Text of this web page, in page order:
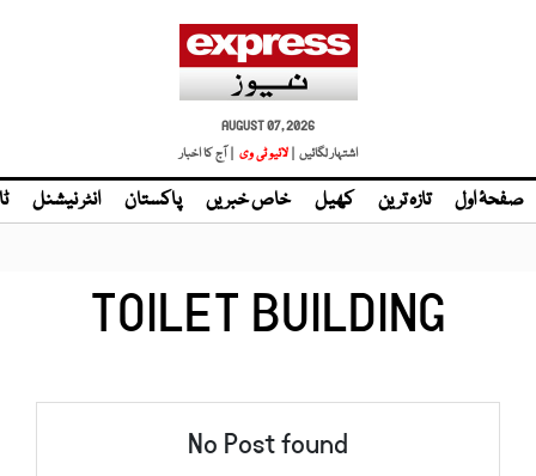
AUGUST 07, 2026
اشتہار لگائیں | لائیو ٹی وی | آج کا اخبار
صفحۂ اول تازہ ترین کھیل خاص خبریں پاکستان انٹر نیشنل
TOILET BUILDING
No Post found